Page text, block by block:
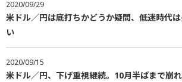
2020/09/29
米ドル／円は底打ちかどうか疑問、低迷時代
い
2020/09/15
米ドル／円、下げ重視継続。10月半ばまで崩